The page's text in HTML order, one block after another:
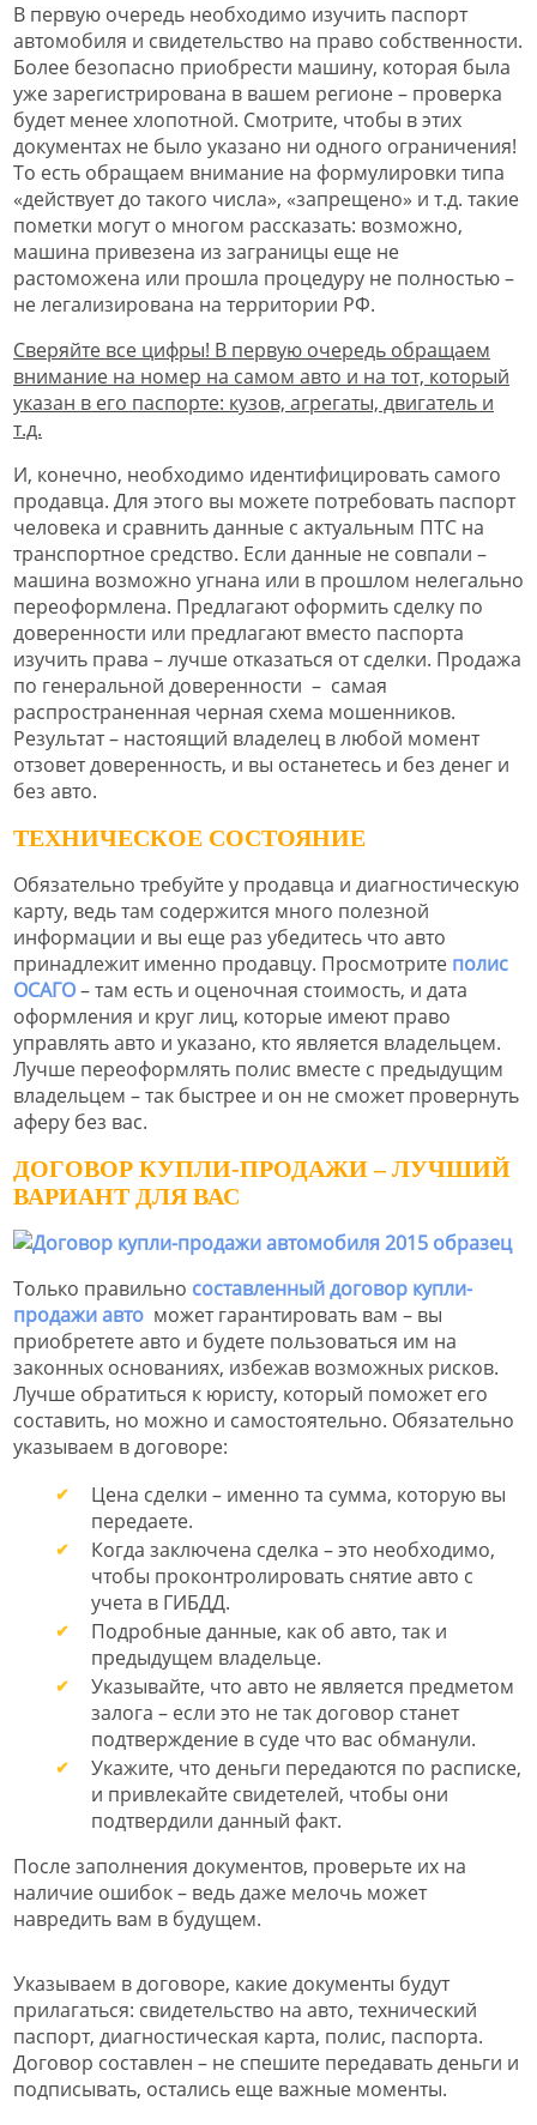
В первую очередь необходимо изучить паспорт
автомобиля и свидетельство на право собственности.
Более безопасно приобрести машину, которая была
уже зарегистрирована в вашем регионе – проверка
будет менее хлопотной. Смотрите, чтобы в этих
документах не было указано ни одного ограничения!
То есть обращаем внимание на формулировки типа
«действует до такого числа», «запрещено» и т.д. такие
пометки могут о многом рассказать: возможно,
машина привезена из заграницы еще не
растоможена или прошла процедуру не полностью –
не легализирована на территории РФ.
Сверяйте все цифры! В первую очередь обращаем
внимание на номер на самом авто и на тот, который
указан в его паспорте: кузов, агрегаты, двигатель и
т.д.
И, конечно, необходимо идентифицировать самого
продавца. Для этого вы можете потребовать паспорт
человека и сравнить данные с актуальным ПТС на
транспортное средство. Если данные не совпали –
машина возможно угнана или в прошлом нелегально
переоформлена. Предлагают оформить сделку по
доверенности или предлагают вместо паспорта
изучить права – лучше отказаться от сделки. Продажа
по генеральной доверенности – самая
распространенная черная схема мошенников.
Результат – настоящий владелец в любой момент
отзовет доверенность, и вы останетесь и без денег и
без авто.
ТЕХНИЧЕСКОЕ СОСТОЯНИЕ
Обязательно требуйте у продавца и диагностическую
карту, ведь там содержится много полезной
информации и вы еще раз убедитесь что авто
принадлежит именно продавцу. Просмотрите полис
ОСАГО– там есть и оценочная стоимость, и дата
оформления и круг лиц, которые имеют право
управлять авто и указано, кто является владельцем.
Лучше переоформлять полис вместе с предыдущим
владельцем – так быстрее и он не сможет провернуть
аферу без вас.
ДОГОВОР КУПЛИ-ПРОДАЖИ – ЛУЧШИЙ
ВАРИАНТ ДЛЯ ВАС
Только правильно составленный договор купли-
продажи авто может гарантировать вам – вы
приобретете авто и будете пользоваться им на
законных основаниях, избежав возможных рисков.
Лучше обратиться к юристу, который поможет его
составить, но можно и самостоятельно. Обязательно
указываем в договоре:
Цена сделки – именно та сумма, которую вы
передаете.
Когда заключена сделка – это необходимо,
чтобы проконтролировать снятие авто с
учета в ГИБДД.
Подробные данные, как об авто, так и
предыдущем владельце.
Указывайте, что авто не является предметом
залога – если это не так договор станет
подтверждение в суде что вас обманули.
Укажите, что деньги передаются по расписке,
и привлекайте свидетелей, чтобы они
подтвердили данный факт.
После заполнения документов, проверьте их на
наличие ошибок – ведь даже мелочь может
навредить вам в будущем.
Указываем в договоре, какие документы будут
прилагаться: свидетельство на авто, технический
паспорт, диагностическая карта, полис, паспорта.
Договор составлен – не спешите передавать деньги и
подписывать, остались еще важные моменты.